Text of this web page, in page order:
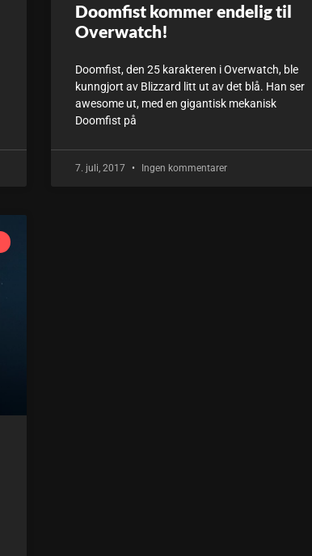
Doomfist kommer endelig til
Overwatch!
Doomfist, den 25 karakteren i Overwatch, ble
kunngjort av Blizzard litt ut av det blå. Han ser
awesome ut, med en gigantisk mekanisk
Doomfist på
7. juli, 2017 Ingen kommentarer